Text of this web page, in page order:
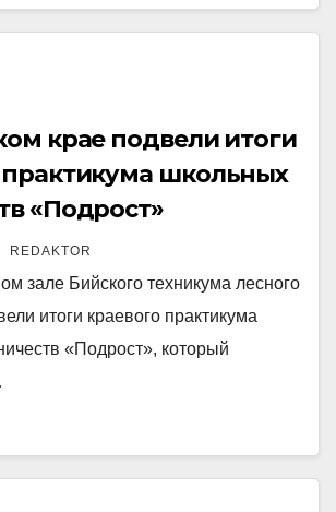
крае подвели итоги
практикума школьных
«Подрост»
REDAKTOR
зале Бийского техникума лесного
итоги краевого практикума
«Подрост», который